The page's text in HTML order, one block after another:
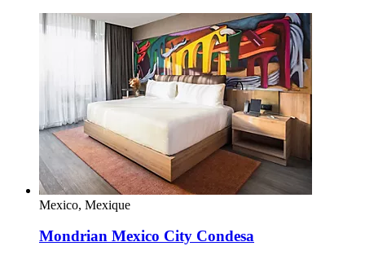
Mexico, Mexique
Mondrian Mexico City Condesa